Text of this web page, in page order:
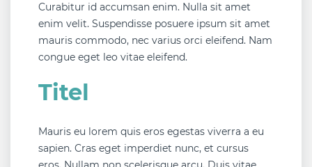
Curabitur id accumsan enim. Nulla sit amet
enim velit. Suspendisse posuere ipsum sit amet
mauris commodo, nec varius orci eleifend. Nam
congue eget leo vitae eleifend.
Titel
Mauris eu lorem quis eros egestas viverra a eu
sapien. Cras eget imperdiet nunc, et cursus